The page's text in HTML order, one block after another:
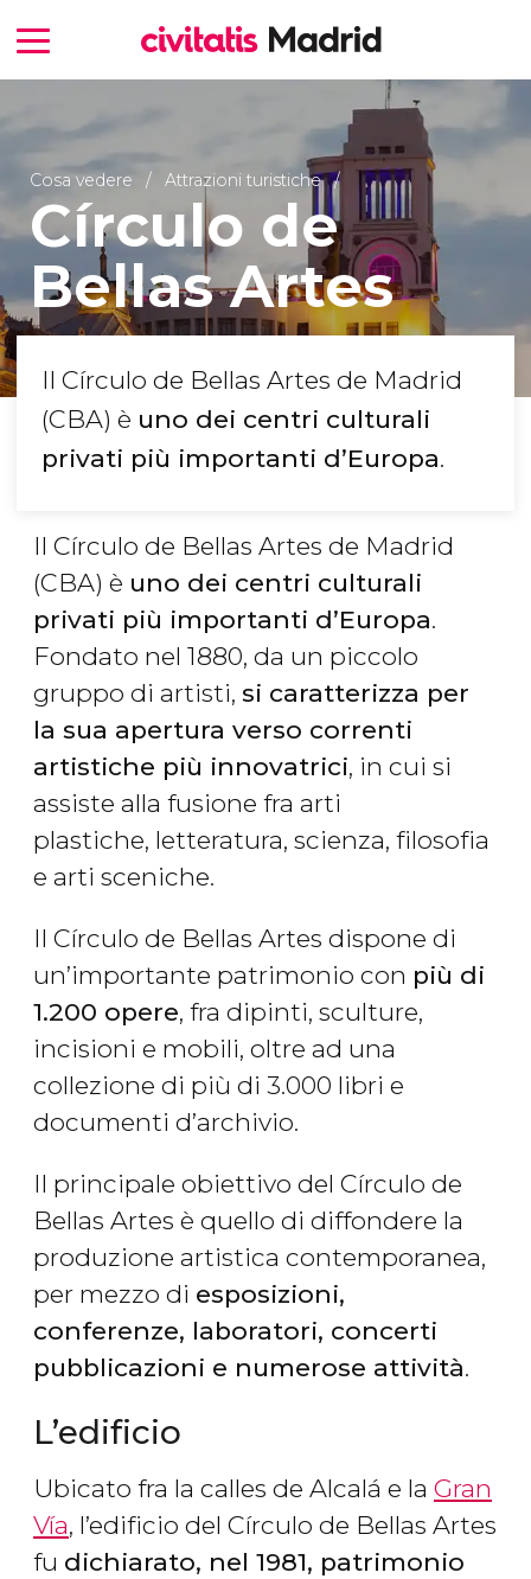
Cosa vedere Attrazioni turistiche
Círculo de
Bellas Artes
Il Círculo de Bellas Artes de Madrid
(CBA) è uno dei centri culturali
privati più importanti d’Europa.
Il Círculo de Bellas Artes de Madrid
(CBA) è uno dei centri culturali
privati più importanti d’Europa.
Fondato nel 1880, da un piccolo
gruppo di artisti, si caratterizza per
la sua apertura verso correnti
artistiche più innovatrici, in cui si
assiste alla fusione fra arti
plastiche, letteratura, scienza, filosofia
e arti sceniche.
Il Círculo de Bellas Artes dispone di
un’importante patrimonio con più di
1.200 opere, fra dipinti, sculture,
incisioni e mobili, oltre ad una
collezione di più di 3.000 libri e
documenti d’archivio.
Il principale obiettivo del Círculo de
Bellas Artes è quello di diffondere la
produzione artistica contemporanea,
per mezzo di esposizioni,
conferenze, laboratori, concerti
pubblicazioni e numerose attività.
L’edificio
Ubicato fra la calles de Alcalá e la Gran
Vía, l’edificio del Círculo de Bellas Artes
fu dichiarato, nel 1981, patrimonio